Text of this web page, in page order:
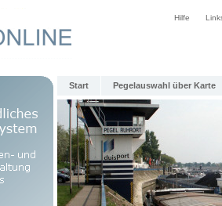
Hilfe
Start Pegelauswahl über Karte